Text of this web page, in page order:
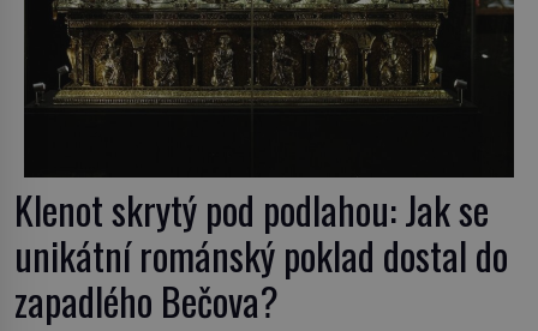
Klenot skrytý pod podlahou: Jak se
unikátní románský poklad dostal do
zapadlého Bečova?